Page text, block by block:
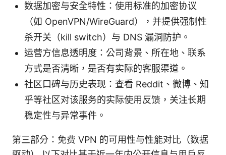
数据加密与安全特性：使用标准的加密协议
（如 OpenVPN/WireGuard），并提供强制性
杀开关（kill switch）与 DNS 漏洞防护。
运营方信息透明度：公司背景、所在地、联系
方式是否清晰，是否有实际的客服渠道。
社区口碑与历史表现：查看 Reddit、微博、知
乎等社区对该服务的实际使用反馈，关注长期
稳定性与异常事件。
第三部分：免费 VPN 的可用性与性能对比（数据